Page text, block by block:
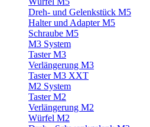
Dreh- und Gelenkstück M5
Halter und Adapter M5
Schraube M5
M3 System
Taster M3
Verlängerung M3
Taster M3 XXT
M2 System
Taster M2
Verlängerung M2
Würfel M2